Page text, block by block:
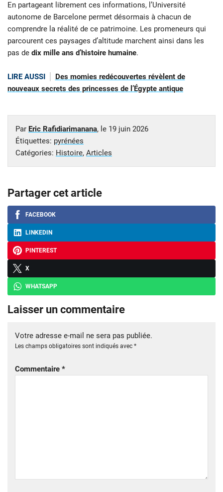
En partageant librement ces informations, l’Université
autonome de Barcelone permet désormais à chacun de
comprendre la réalité de ce patrimoine. Les promeneurs qui
parcourent ces paysages d’altitude marchent ainsi dans les
pas de dix mille ans d’histoire humaine.
LIRE AUSSI
Des momies redécouvertes révèlent de
nouveaux secrets des princesses de l’Égypte antique
Par Eric Rafidiarimanana, le 19 juin 2026
Étiquettes: pyrénées
Catégories: Histoire, Articles
Partager cet article
FACEBOOK
LINKEDIN
PINTEREST
X
WHATSAPP
Laisser un commentaire
Votre adresse e-mail ne sera pas publiée.
Les champs obligatoires sont indiqués avec *
Commentaire *